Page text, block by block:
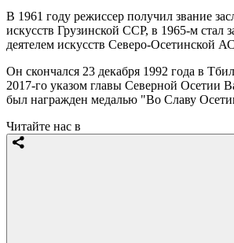
В 1961 году режиссер получил звание
искусств Грузинской ССР, в 1965-м стал
деятелем искусств Северо-Осетинской
Он скончался 23 декабря 1992 года в
2017-го указом главы Северной Осетии
был награжден медалью "Во Славу
Читайте нас в